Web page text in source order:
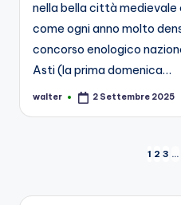
nella bella città medievale
come ogni anno molto
concorso enologico
Asti (la prima domenica…
Posted
walter 2 Settembre 2025
Tags:
Paginazione
degli
1 2 3 …